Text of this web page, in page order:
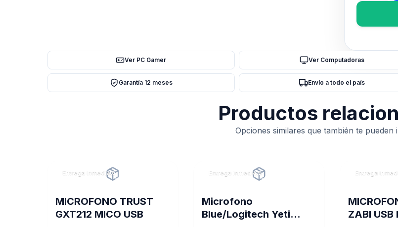
Klip
plegable
púrpura
cantidad
Ver PC Gamer Ver Computadoras
Garantía 12 meses Envío a todo el país
Productos
Opciones similares que también te pueden
Entrega inmediata
MICROFONO TRUST
GXT212 MICO USB
Entrega inmediata
Microfono
Blue/Logitech Yeti
Entrega
ZABI USB